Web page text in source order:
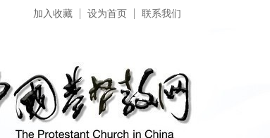
加入收藏 设为首页 联系我们